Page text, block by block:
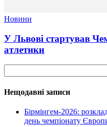
Новини
У Львові стартував
атлетики
Нещодавні записи
Бірмінгем-2026:
день чемпіонату